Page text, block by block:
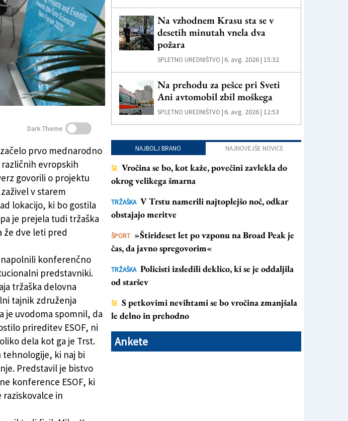
Dark Theme
prvo mednarodno
evropskih
govorili o projektu
zaživel v starem
lokacijo, ki bo gostila
je prejela tudi tržaška
že dve leti pred
napolnili konferenčno
predstavniki.
tržaška delovna
tajnik združenja
je uvodoma spomnil, da
prireditev ESOF, ni
dela kot ga je Trst.
tehnologije, ki naj bi
Predstavil je bistvo
konference ESOF, ki
raziskovalce in
Na vzhodnem Krasu sta se v
desetih minutah vnela dva
požara
SPLETNO UREDNIŠTVO | 6. avg. 2026 | 15:32
Na prehodu za pešce pri Sveti
Ani avtomobil zbil moškega
SPLETNO UREDNIŠTVO | 6. avg. 2026 | 12:53
NAJBOLJ BRANO NAJNOVEJŠE NOVICE
ŠE Vročina se bo, kot kaže, povečini zavlekla do
okrog velikega šmarna
TRŽAŠKA V Trstu namerili najtoplejšo noč, odkar
obstajajo meritve
ŠPORT »Štirideset let po vzponu na Broad Peak je
čas, da javno spregovorim«
TRŽAŠKA Policisti izsledili deklico, ki se je oddaljila
od staršev
ŠE S petkovimi nevihtami se bo vročina zmanjšala
le delno in prehodno
Ankete